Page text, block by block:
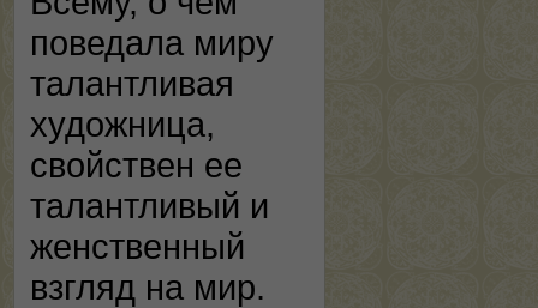
поведала миру
талантливая
художница,
свойствен ее
талантливый и
женственный
взгляд на мир.